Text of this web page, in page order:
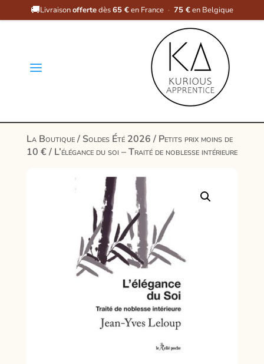
🚚Livraisonoffertedès65 €en France · 75 €en Belgique
a
La Boutique/ Soldes Été 2026/ Petits prix moins de
10 €/ L’élégance du soi – Traité de noblesse intérieure